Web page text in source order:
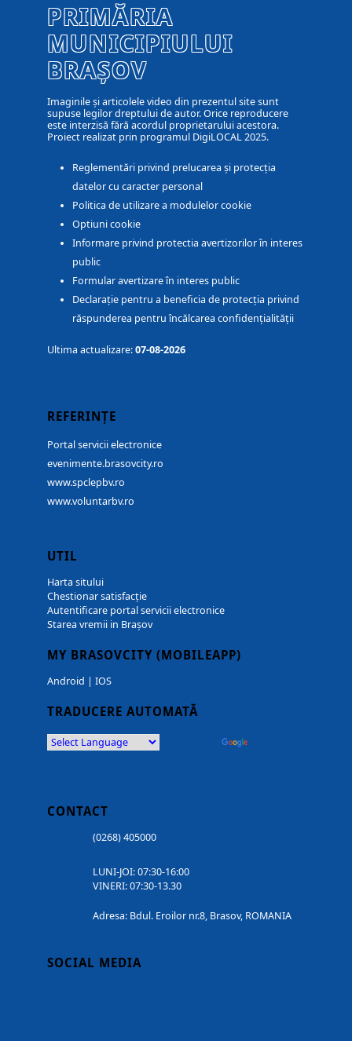
PRIMĂRIA
MUNICIPIULUI
BRAȘOV
Imaginile și articolele video din prezentul site sunt
supuse legilor dreptului de autor. Orice reproducere
este interzisă fără acordul proprietarului acestora.
Proiect realizat prin programul DigiLOCAL 2025.
Reglementări privind prelucarea și protecția
datelor cu caracter personal
Politica de utilizare a modulelor cookie
Optiuni cookie
Informare privind protectia avertizorilor în interes
public
Formular avertizare în interes public
Declarație pentru a beneficia de protecția privind
răspunderea pentru încălcarea confidențialității
Ultima actualizare:07-08-2026
REFERINȚE
Portal servicii electronice
evenimente.brasovcity.ro
www.spclepbv.ro
www.voluntarbv.ro
UTIL
Harta sitului
Chestionar satisfacție
Autentificare portal servicii electronice
Starea vremii in Brașov
MY BRASOVCITY (MOBILEAPP)
Android | IOS
TRADUCERE AUTOMATĂ
CONTACT
(0268) 405000
LUNI-JOI: 07:30-16:00
VINERI: 07:30-13.30
Adresa: Bdul. Eroilor nr.8, Brasov, ROMANIA
SOCIAL MEDIA